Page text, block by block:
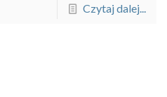
Czytaj dalej...